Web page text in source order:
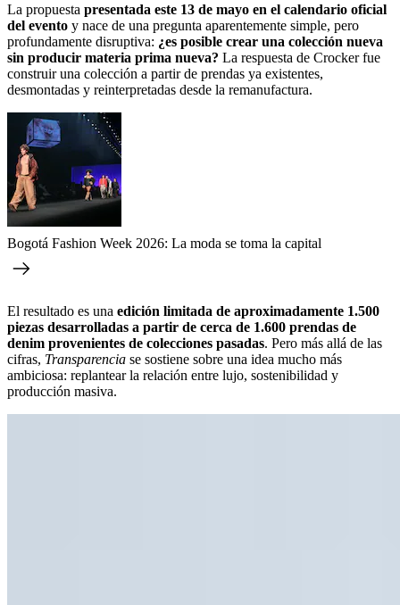
La propuesta presentada este 13 de mayo en el calendario oficial
del evento y nace de una pregunta aparentemente simple, pero
profundamente disruptiva: ¿es posible crear una colección nueva
sin producir materia prima nueva? La respuesta de Crocker fue
construir una colección a partir de prendas ya existentes,
desmontadas y reinterpretadas desde la remanufactura.
Bogotá Fashion Week 2026: La moda se toma la capital
El resultado es una edición limitada de aproximadamente 1.500
piezas desarrolladas a partir de cerca de 1.600 prendas de
denim provenientes de colecciones pasadas. Pero más allá de las
cifras, Transparencia se sostiene sobre una idea mucho más
ambiciosa: replantear la relación entre lujo, sostenibilidad y
producción masiva.